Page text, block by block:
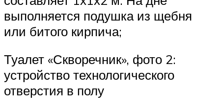
выполняется подушка из щебня
или битого кирпича;
Туалет «Скворечник», фото 2:
устройство технологического
отверстия в полу